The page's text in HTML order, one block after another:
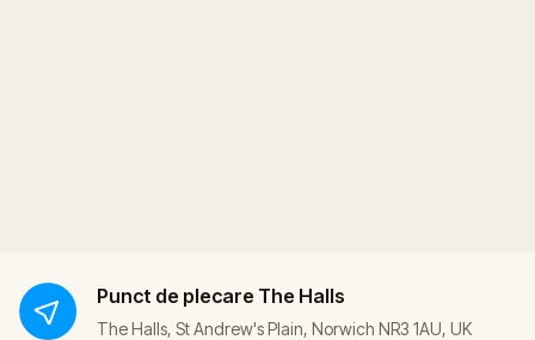
Punct de plecare The Halls
The Halls, St Andrew's Plain, Norwich NR3 1AU, UK